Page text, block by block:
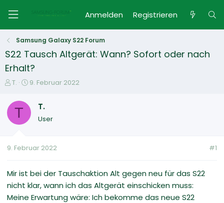
Anmelden Registrieren
Samsung Galaxy S22 Forum
S22 Tausch Altgerät: Wann? Sofort oder nach
Erhalt?
E
s
e
e
T.
E
t
e
t
m
9. Februar 2022
T T.
User
9. Februar 2022 #1
Mir ist bei der Tauschaktion Alt gegen neu für das S22
nicht klar, wann ich das Altgerät einschicken muss:
Meine Erwartung wäre: Ich bekomme das neue S22